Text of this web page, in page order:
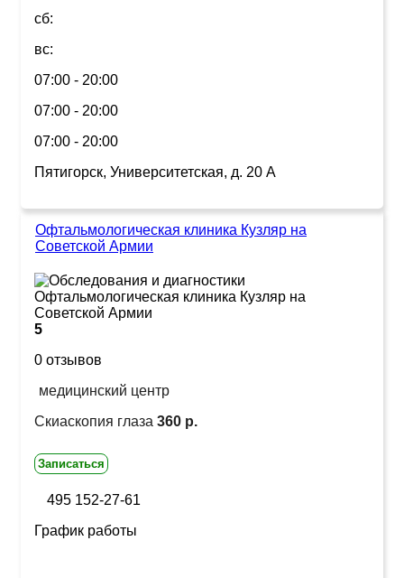
сб:
вс:
07:00 - 20:00
07:00 - 20:00
07:00 - 20:00
Пятигорск, Университетская, д. 20 А
Офтальмологическая клиника Кузляр на
Советской Армии
5
0 отзывов
медицинский центр
Скиаскопия глаза 360 р.
Записаться
495 152-27-61
График работы